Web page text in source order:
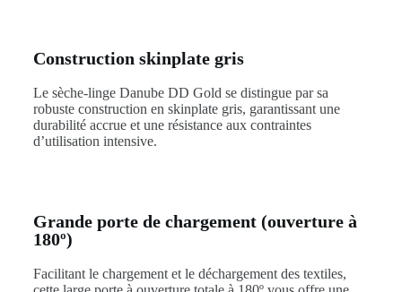
Construction skinplate gris
Le sèche-linge Danube DD Gold se distingue par sa
robuste construction en skinplate gris, garantissant une
durabilité accrue et une résistance aux contraintes
d’utilisation intensive.
Grande porte de chargement (ouverture à
180º)
Facilitant le chargement et le déchargement des textiles,